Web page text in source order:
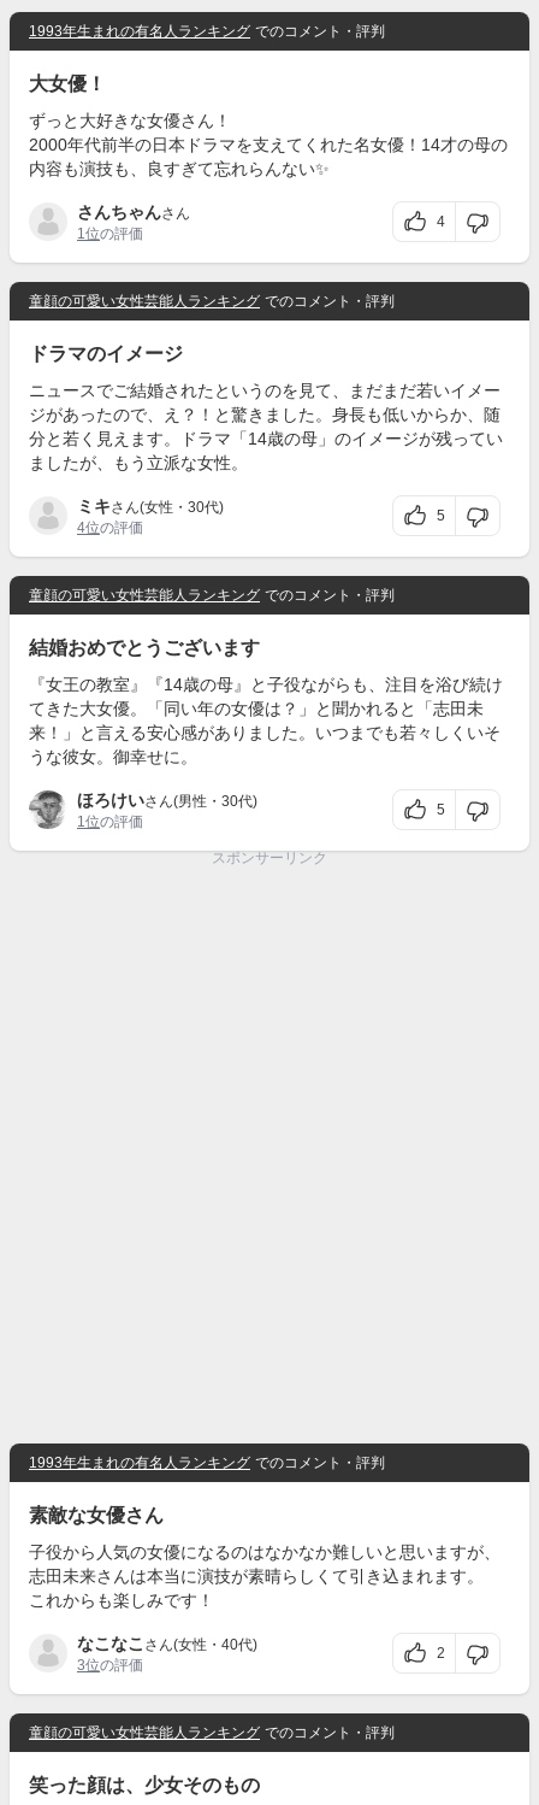
1993年生まれの有名人ランキング でのコメント・評判
大女優！
ずっと大好きな女優さん！
2000年代前半の日本ドラマを支えてくれた名女優！14才の母の
内容も演技も、良すぎて忘れらんない✨
さんちゃんさん
1位の評価
4
童顔の可愛い女性芸能人ランキング でのコメント・評判
ドラマのイメージ
ニュースでご結婚されたというのを見て、まだまだ若いイメー
ジがあったので、え？！と驚きました。身長も低いからか、随
分と若く見えます。ドラマ「14歳の母」のイメージが残ってい
ましたが、もう立派な女性。
ミキさん(女性・30代)
4位の評価
5
童顔の可愛い女性芸能人ランキング でのコメント・評判
結婚おめでとうございます
『女王の教室』『14歳の母』と子役ながらも、注目を浴び続け
てきた大女優。「同い年の女優は？」と聞かれると「志田未
来！」と言える安心感がありました。いつまでも若々しくいそ
うな彼女。御幸せに。
ほろけいさん(男性・30代)
1位の評価
5
スポンサーリンク
1993年生まれの有名人ランキング でのコメント・評判
素敵な女優さん
子役から人気の女優になるのはなかなか難しいと思いますが、
志田未来さんは本当に演技が素晴らしくて引き込まれます。
これからも楽しみです！
なこなこ さん(女性・40代)
3位の評価
2
童顔の可愛い女性芸能人ランキング でのコメント・評判
笑った顔は、少女そのもの